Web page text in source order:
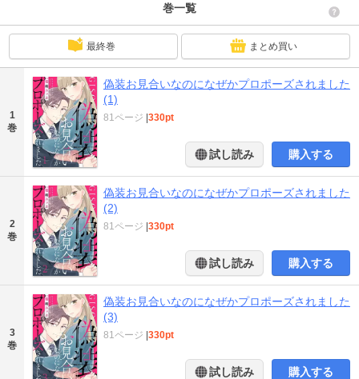
巻一覧
最終巻 まとめ買い
1
巻
偽装お見合いなのになぜかプロポーズされました
(1)
81ページ |330pt
試し読み 購入する
2
巻
偽装お見合いなのになぜかプロポーズされました
(2)
81ページ |330pt
試し読み 購入する
3
巻
偽装お見合いなのになぜかプロポーズされました
(3)
81ページ |330pt
試し読み 購入する